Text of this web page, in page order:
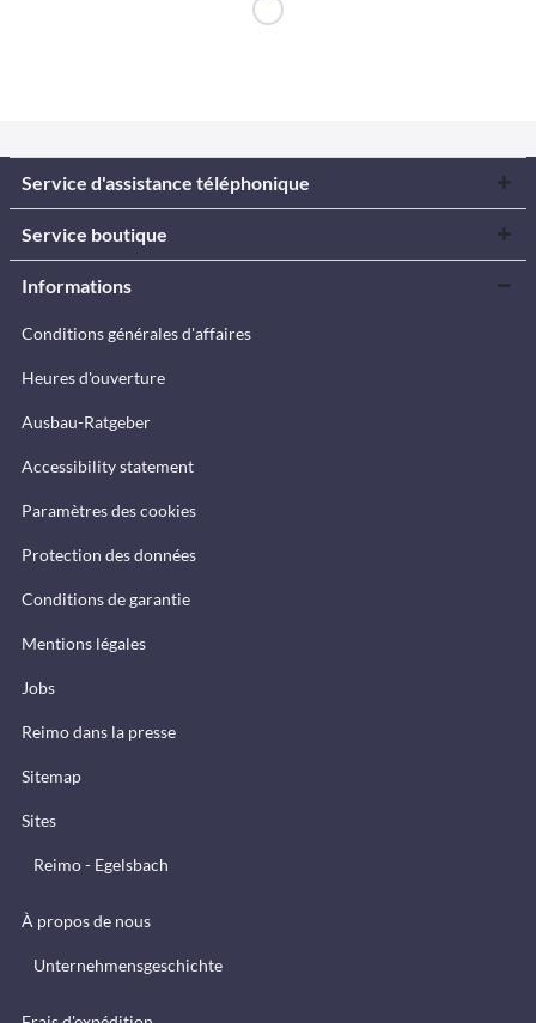
Service d'assistance téléphonique
Service boutique
Informations
Conditions générales d'affaires
Heures d'ouverture
Ausbau-Ratgeber
Accessibility statement
Paramètres des cookies
Protection des données
Conditions de garantie
Mentions légales
Jobs
Reimo dans la presse
Sitemap
Sites
Reimo - Egelsbach
À propos de nous
Unternehmensgeschichte